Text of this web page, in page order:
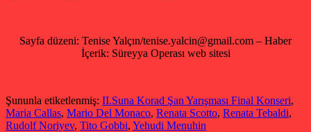
Sayfa düzeni: Tenise Yalçın/tenise.yalcin@gmail.com – Haber
İçerik: Süreyya Operası web sitesi
Şununla etiketlenmiş: II.Suna Korad Şan Yarışması Final Konseri,
Maria Callas, Mario Del Monaco, Renata Scotto, Renata Tebaldi,
Rudolf Noriyev, Tito Gobbi, Yehudi Menuhin